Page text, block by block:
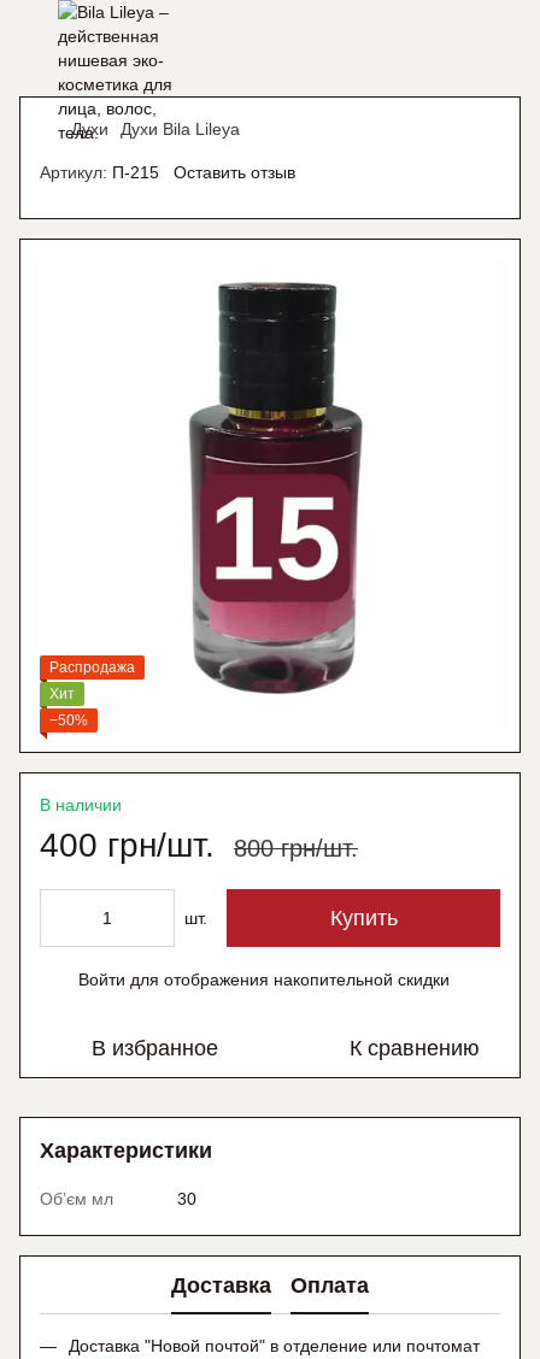
Духи Духи Bila Lileya
Артикул: П-215 Оставить отзыв
Распродажа
Хит
−50%
В наличии
400 грн/шт. 800 грн/шт.
шт. Купить
Войти для отображения накопительной скидки
В избранное К сравнению
Характеристики
Об’єм мл 30
Доставка Оплата
Доставка "Новой почтой" в отделение или почтомат